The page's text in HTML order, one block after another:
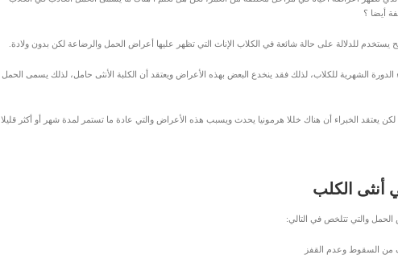
أيضا ؟
يستخدم للدلالة على حالة شائعة في الكلاب الإناث التي تظهر عليها أعراض الحمل والرضاعة لكن بدون ولادة.
الشهرية للكلاب، لذلك فقد ينخدع البعض بهذه الأعراض ويعتقد أن الكلبة الأنثى حامل، لذلك يسمى الحمل
الخبراء أن هناك خللا هرمونيا يحدث ويسبب هذه الأعراض والتي عادة ما تستمر لمدة شهر أو أكثر قليلا
أنثى الكلب
والتي تتلخص في التالي:
من السقوط وعدم القفز